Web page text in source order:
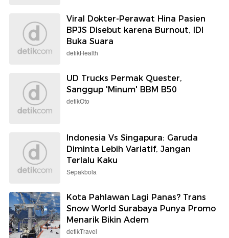
Viral Dokter-Perawat Hina Pasien
BPJS Disebut karena Burnout, IDI
Buka Suara
detikHealth
UD Trucks Permak Quester,
Sanggup 'Minum' BBM B50
detikOto
Indonesia Vs Singapura: Garuda
Diminta Lebih Variatif, Jangan
Terlalu Kaku
Sepakbola
Kota Pahlawan Lagi Panas? Trans
Snow World Surabaya Punya Promo
Menarik Bikin Adem
detikTravel